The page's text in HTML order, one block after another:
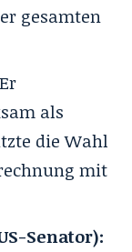
gesamten
Er
als
die Wahl
mit
Senator):